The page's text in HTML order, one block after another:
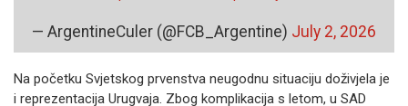
— ArgentineCuler (@FCB_Argentine) July 2, 2026
Na početku Svjetskog prvenstva neugodnu situaciju doživjela je
i reprezentacija Urugvaja. Zbog komplikacija s letom, u SAD